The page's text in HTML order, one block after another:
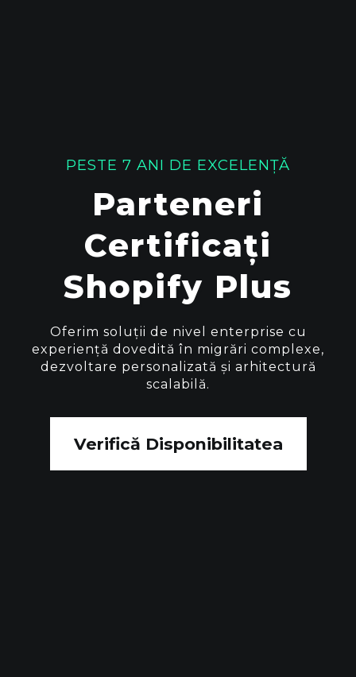
PESTE 7 ANI DE EXCELENȚĂ
Parteneri
Certificați
Shopify Plus
Oferim soluții de nivel enterprise cu
experiență dovedită în migrări complexe,
dezvoltare personalizată și arhitectură
scalabilă.
Verifică Disponibilitatea